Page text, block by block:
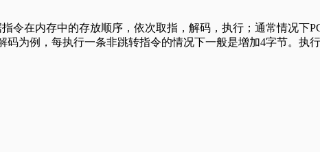
令在内存中的存放顺序，依次取指，解码，执行；通常情况下
为例，每执行一条非跳转指令的情况下一般是增加4字节。执